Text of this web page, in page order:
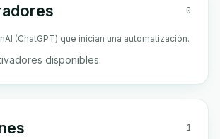
0
(ChatGPT) que inician una automatización.
disponibles.
1